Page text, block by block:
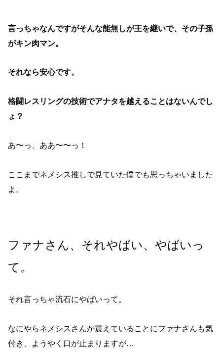
言っちゃなんですがそんな能無しが王を継いで、その子孫
がキン肉マン。
それなら安心です。
格闘レスリングの技術でアナタを越えることはないんでし
ょ？
あ〜っ、ああ〜〜っ！
ここまでネメシス推しで見ていた僕でも思っちゃいました
よ。
ファナさん、それやばい、やばいっ
て。
それ言っちゃ流石にやばいって。
なにやらネメシスさんが震えていることにファナさんも気
付き、ようやく口が止まりますが…